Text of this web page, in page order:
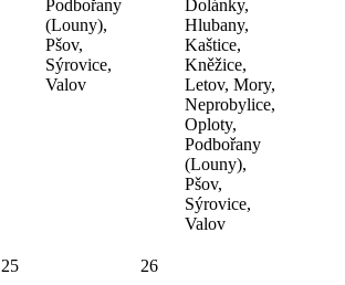
Podbořany
(Louny),
Pšov,
Sýrovice,
Valov
Dolánky,
Hlubany,
Kaštice,
Kněžice,
Letov, Mory,
Neprobylice,
Oploty,
Podbořany
(Louny),
Pšov,
Sýrovice,
Valov
25
26